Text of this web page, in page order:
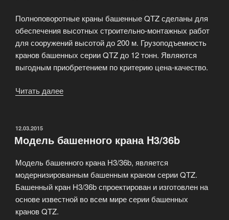
Полноповоротные краны башенные QTZ сделаны для
обеспечения высотных строительно-монтажных работ
для сооружений высотой до 200 м. Грузоподъемность
кранов башенных серии QTZ до 12 тонн. Являются
выгодным приобретением по критерию цена-качество.
Читать далее
ОПУБЛИКОВАНО
12.03.2015
Модель башенного крана H3/36b
Модель башенного крана H3/36b, является
модернизированным башенным краном серии QTZ.
Башенный кран H3/36b спроектирован и изготовлен на
основе известной во всем мире серии башенных
кранов QTZ.